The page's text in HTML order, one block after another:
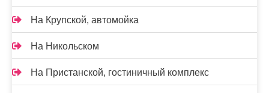
На Крупской, автомойка
На Никольском
На Пристанской, гостиничный комплекс